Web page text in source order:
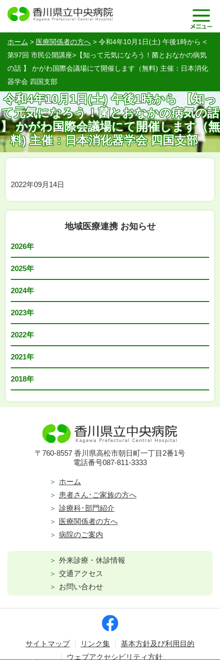
ホーム > 医療関係者の方へ > 令和4年10月1日(土) 午後1時から <
第97回 市民公開講座>【知って元気になろう！菌とおなかの病気
の話 】 かがわ国際会議場にて開催します（無料) 主催：日本消化
器学会 四国支部
令和4年10月1日(土) 午後1時から 【知っ
て元気になろう！菌とおなかの病気の話
】 かがわ国際会議場にて開催します（無
料) 主催：日本消化器学会 四国支部
2022年09月14日
地域医療連携 お知らせ
2026年
2025年
2024年
2023年
2022年
2021年
2018年
〒760-8557 香川県高松市朝日町一丁目2番1号
電話番号087-811-3333
ホーム
患者さん･ご家族の方へ
診療科･部門紹介
医療関係者の方へ
病院のご案内
外来診療・休診情報
交通アクセス
お問い合わせ
サイトマップ リンク集
基本方針及び利用目的
ウェブアクセシビリティ方針